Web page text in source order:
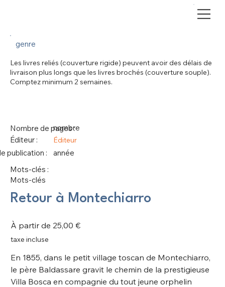
Nombre de pages :
Éditeur :
publication :
nombre
Éditeur
année
Mots-clés :
Mots-clés
genre
Les livres reliés (couverture rigide) peuvent avoir des délais de
livraison plus longs que les livres brochés (couverture souple).
Comptez minimum 2 semaines.
Retour à Montechiarro
À partir de Prix
25,00 €
taxe incluse
En 1855, dans le petit village toscan de Montechiarro,
le père Baldassare gravit le chemin de la prestigieuse
Villa Bosca en compagnie du tout jeune orphelin